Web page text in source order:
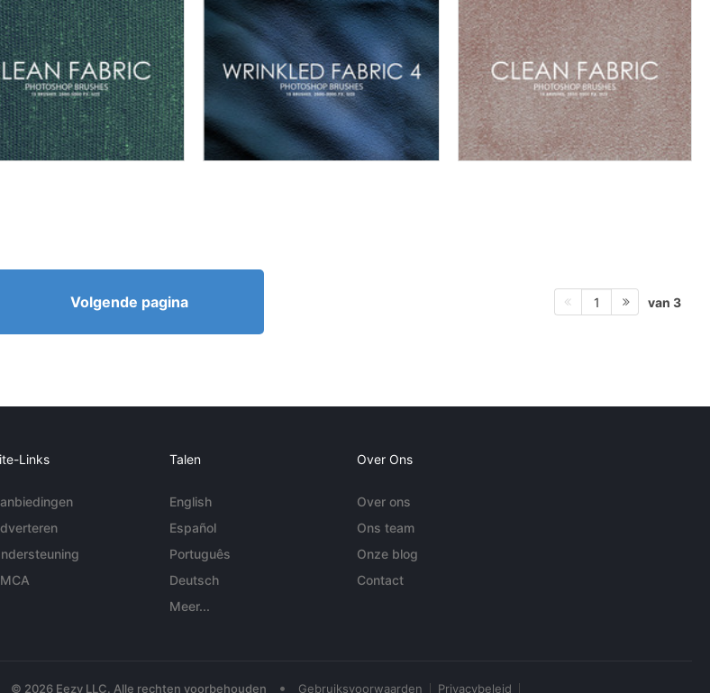
Volgende pagina 1 van 3
Links Talen
English
Español
Português
Deutsch
Meer...
Over Ons
Over ons
Ons team
Onze blog
Contact
© 2026 Eezy LLC. Alle rechten voorbehouden • Gebruiksvoorwaarden Privacybeleid